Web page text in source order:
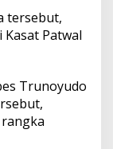
tersebut,
Patwal
Trunoyudo